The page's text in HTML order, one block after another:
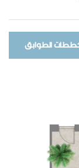
الطوابق